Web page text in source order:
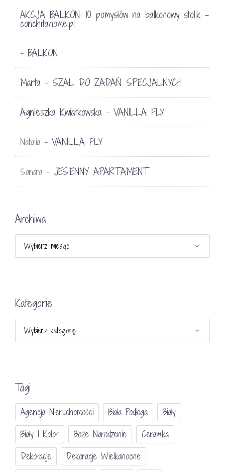
AKCJA BALKON: 10 pomysłów na balkonowy stolik -
conchitahome.pl
- BALKON
Marta - SZAL DO ZADAŃ SPECJALNYCH
Agnieszka Kwiatkowska - VANILLA FLY
Natalia - VANILLA FLY
Sandra - JESIENNY APARTAMENT
Archiwa
Kategorie
Tagi
Agencja Nieruchomości Biała Podłoga
Biały
Biały I Kolor
Boże Narodzenie
Ceramika
Dekoracje
Dekoracje Wielkanocne